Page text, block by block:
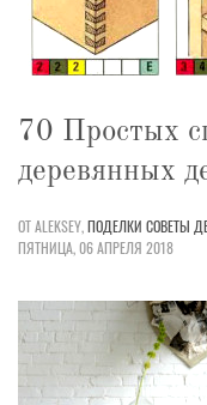
70 Простых
деревянных
ОТ ALEKSEY,ПОДЕЛКИ СОВЕТЫ
ПЯТНИЦА, 06 АПРЕЛЯ 2018